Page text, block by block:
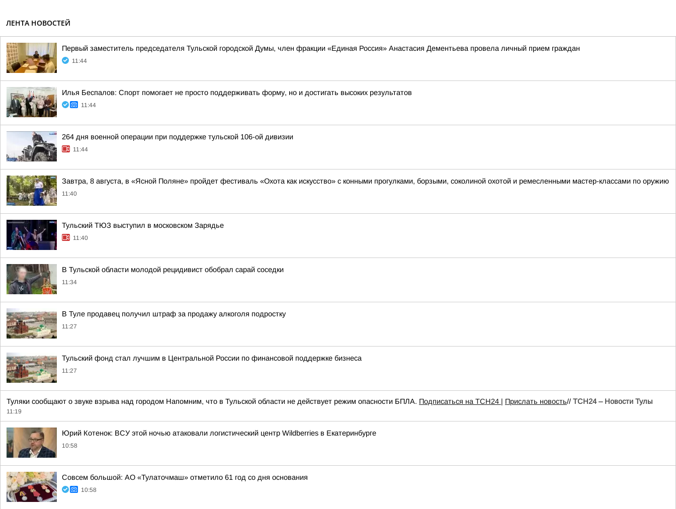
ЛЕНТА НОВОСТЕЙ
Первый заместитель председателя Тульской городской Думы, член фракции «Единая Россия» Анастасия Дементьева провела личный прием граждан
11:44
Илья Беспалов: Спорт помогает не просто поддерживать форму, но и достигать высоких результатов
11:44
264 дня военной операции при поддержке тульской 106-ой дивизии
11:44
Завтра, 8 августа, в «Ясной Поляне» пройдет фестиваль «Охота как искусство» с конными прогулками, борзыми, соколиной охотой и ремесленными мастер-классами по оружию
11:40
Тульский ТЮЗ выступил в московском Зарядье
11:40
В Тульской области молодой рецидивист обобрал сарай соседки
11:34
В Туле продавец получил штраф за продажу алкоголя подростку
11:27
Тульский фонд стал лучшим в Центральной России по финансовой поддержке бизнеса
11:27
Туляки сообщают о звуке взрыва над городом Напомним, что в Тульской области не действует режим опасности БПЛА. Подписаться на ТСН24 | Прислать новость// ТСН24 – Новости Тулы
11:19
Юрий Котенок: ВСУ этой ночью атаковали логистический центр Wildberries в Екатеринбурге
10:58
Совсем большой: АО «Тулаточмаш» отметило 61 год со дня основания
10:58